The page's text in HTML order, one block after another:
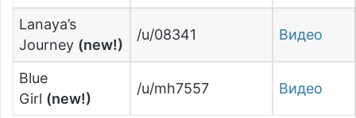
Lanaya’s
Journey (new!)
/u/08341 Видео
Blue
Girl (new!)
/u/mh7557 Видео